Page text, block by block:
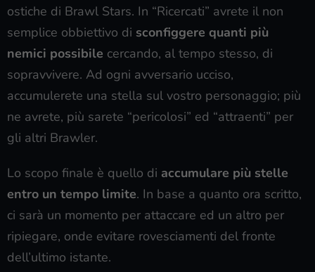
ostiche di Brawl Stars. In “Ricercati” avrete il non
semplice obbiettivo di sconfiggere quanti più
nemici possibile cercando, al tempo stesso, di
sopravvivere. Ad ogni avversario ucciso,
accumulerete una stella sul vostro personaggio; più
ne avrete, più sarete “pericolosi” ed “attraenti” per
gli altri Brawler.
Lo scopo finale è quello di accumulare più stelle
entro un tempo limite. In base a quanto ora scritto,
ci sarà un momento per attaccare ed un altro per
ripiegare, onde evitare rovesciamenti del fronte
dell’ultimo istante.